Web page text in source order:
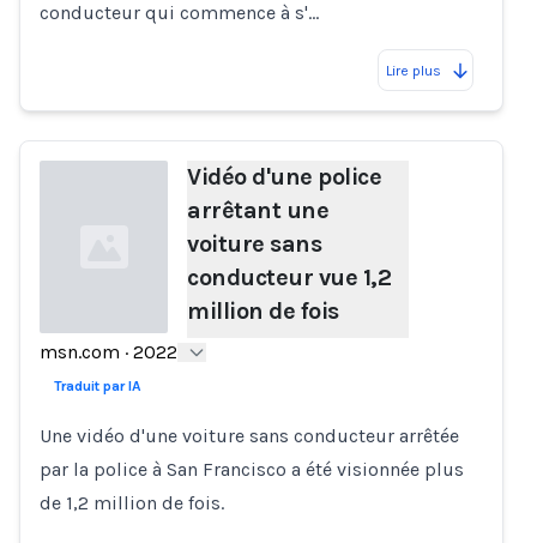
conducteur qui commence à s'…
Lire plus
Loading...
Vidéo d'une police
arrêtant une
voiture sans
conducteur vue 1,2
million de fois
msn.com · 2022
Traduit par IA
Une vidéo d'une voiture sans conducteur arrêtée
par la police à San Francisco a été visionnée plus
de 1,2 million de fois.